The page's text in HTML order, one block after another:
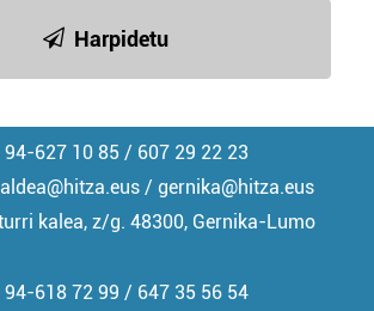
Harpidetu
94-627 10 85 / 607 29 22 23
/ gernika@hitza.eus
kalea, z/g. 48300, Gernika-Lumo
94-618 72 99 / 647 35 56 54